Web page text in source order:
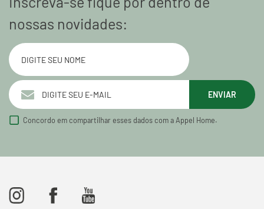
nossas novidades:
ENVIAR
Concordo em compartilhar esses dados com a Appel Home.